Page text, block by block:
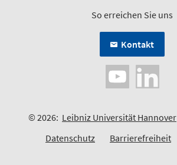
So erreichen Sie uns
Kontakt
© 2026: Leibniz Universität Hannover
Datenschutz
Barrierefreiheit